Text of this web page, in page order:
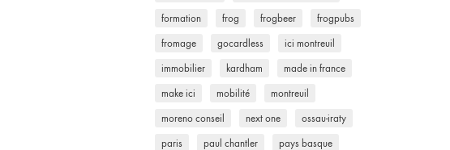
formation frog frogbeer frogpubs
fromage gocardless ici montreuil
immobilier kardham made in france
make ici mobilité montreuil
moreno conseil next one ossau-iraty
paris paul chantler pays basque